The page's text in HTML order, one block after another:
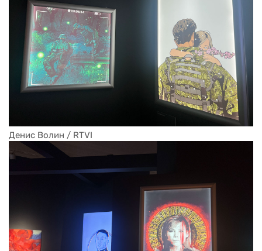
Денис Волин / RTVI